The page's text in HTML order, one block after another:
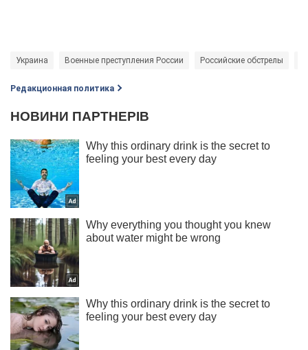
Украина Военные преступления России Российские обстрелы
Редакционная политика